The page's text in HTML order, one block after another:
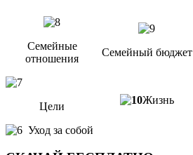
Семейные
отношения
Семейный бюджет
Цели
Жизнь
Уход за собой